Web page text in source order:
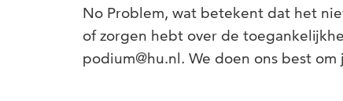
No Problem, wat betekent dat het
of zorgen hebt over de
podium@hu.nl. We doen ons best